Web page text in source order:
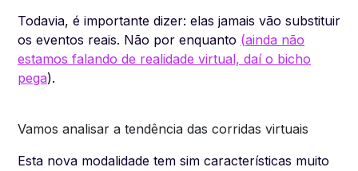
Todavia, é importante dizer: elas jamais vão substituir
os eventos reais. Não por enquanto (ainda não
estamos falando de realidade virtual, daí o bicho
pega).
Vamos analisar a tendência das corridas virtuais
Esta nova modalidade tem sim características muito